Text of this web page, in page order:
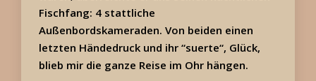
Fischfang: 4 stattliche
Außenbordskameraden. Von beiden einen
letzten Händedruck und ihr “suerte“, Glück,
blieb mir die ganze Reise im Ohr hängen.